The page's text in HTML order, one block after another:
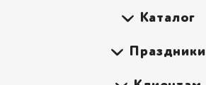
Каталог
Праздники